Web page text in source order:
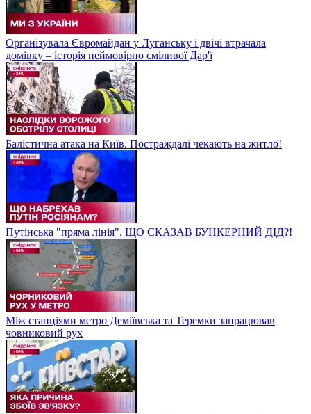
Організувала Євромайдан у Луганську і двічі втрачала
домівку – історія неймовірно сміливої Дар'ї
Балістична атака на Київ. Постраждалі чекають на житло!
Путінська "пряма лінія". ЩО СКАЗАВ БУНКЕРНИЙ ДІД?!
Між станціями метро Деміївська та Теремки запрацював
човниковий рух